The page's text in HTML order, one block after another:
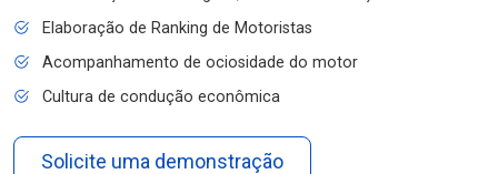
Elaboração de Ranking de Motoristas
Acompanhamento de ociosidade do motor
Cultura de condução econômica
Solicite uma demonstração